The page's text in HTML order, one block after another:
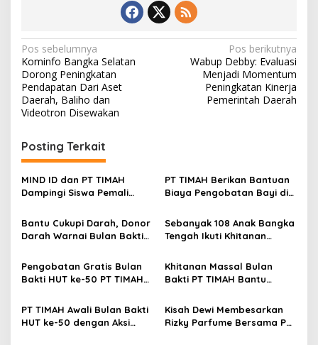
Navigasi
pos
Pos sebelumnya
Kominfo Bangka Selatan
Dorong Peningkatan
Pendapatan Dari Aset
Daerah, Baliho dan
Videotron Disewakan
Pos berikutnya
Wabup Debby: Evaluasi
Menjadi Momentum
Peningkatan Kinerja
Pemerintah Daerah
Posting Terkait
MIND ID dan PT TIMAH
Dampingi Siswa Pemali
PT TIMAH Berikan Bantuan
Biaya Pengobatan Bayi di
Bantu Cukupi Darah, Donor
Darah Warnai Bulan Bakti
Bangka Tengah
Sebanyak 108 Anak Bangka
Tengah Ikuti Khitanan
50 PT TIMAH
Pengobatan Gratis Bulan
Bakti HUT ke-50 PT TIMAH
Setempat dapat Berobat
Lebih Dekat
Khitanan Massal Bulan
Bakti PT TIMAH Bantu
Khitan Anak
PT TIMAH Awali Bulan Bakti
HUT ke-50 dengan Aksi
Kisah Dewi Membesarkan
Rizky Parfume Bersama PT